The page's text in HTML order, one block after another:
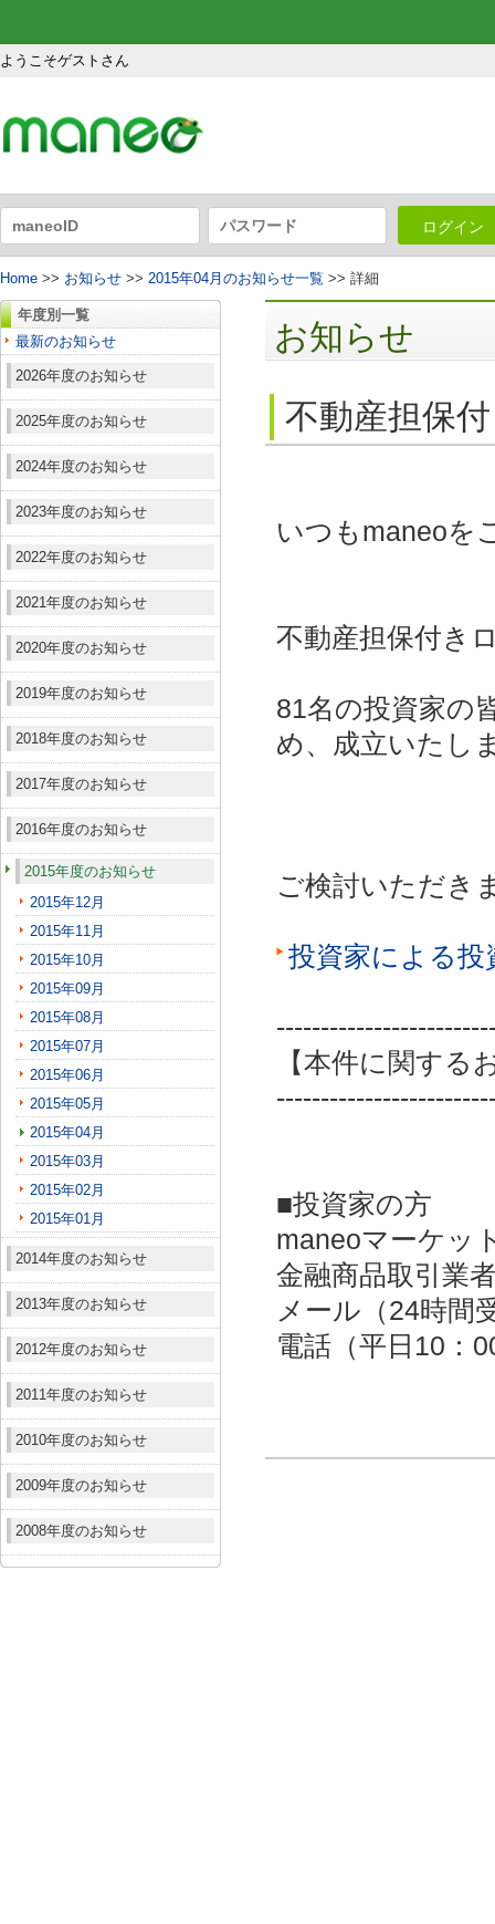
ようこそゲストさん
ログイン
Home >> お知らせ >> 2015年04月のお知らせ一覧 >> 詳細
年度別一覧
最新のお知らせ
2026年度のお知らせ
2025年度のお知らせ
2024年度のお知らせ
2023年度のお知らせ
2022年度のお知らせ
2021年度のお知らせ
2020年度のお知らせ
2019年度のお知らせ
2018年度のお知らせ
2017年度のお知らせ
2016年度のお知らせ
2015年度のお知らせ
2015年12月
2015年11月
2015年10月
2015年09月
2015年08月
2015年07月
2015年06月
2015年05月
2015年04月
2015年03月
2015年02月
2015年01月
2014年度のお知らせ
2013年度のお知らせ
2012年度のお知らせ
2011年度のお知らせ
2010年度のお知らせ
2009年度のお知らせ
2008年度のお知らせ
お知らせ
不動産担保
いつもmaneoを
不動産担保付き
81名の投資家の
め、成立いたし
ご検討いただき
投資家による
【本件に関する
■投資家の方
maneoマーケッ
金融商品取引業
メール（24時間
電話（平日10：